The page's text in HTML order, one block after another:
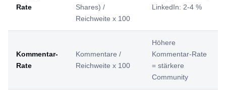
Rate
Shares) /
Reichweite x 100
LinkedIn: 2-4 %
Kommentar-
Rate
Kommentare /
Reichweite x 100
Höhere
Kommentar-Rate
= stärkere
Community